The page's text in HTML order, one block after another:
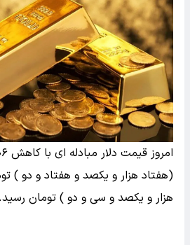
هزار و یکصد و سی و دو ) تومان رسید.